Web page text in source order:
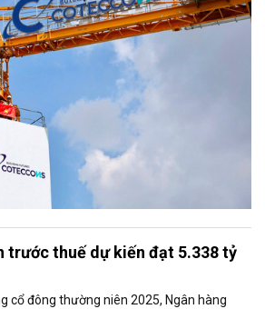
trước thuế dự kiến đạt 5.338 tỷ
cổ đông thường niên 2025, Ngân hàng